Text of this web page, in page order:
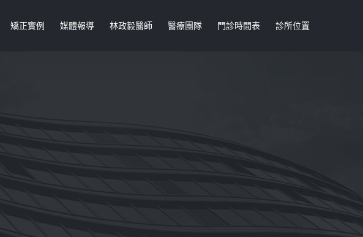
矯正實例 媒體報導 林政毅醫師 醫療團隊 門診時間表 診所位置